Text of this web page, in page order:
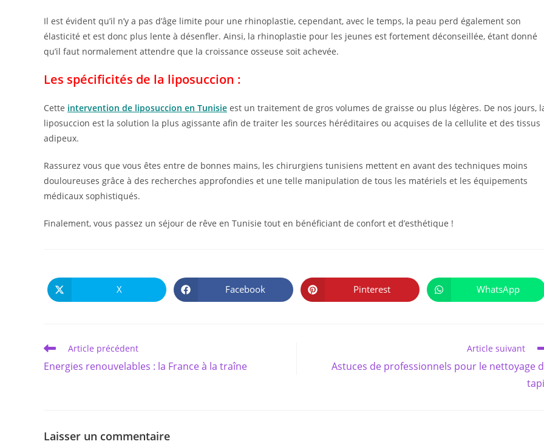
Il est évident qu’il n’y a pas d’âge limite pour une rhinoplastie, cependant, avec le temps, la peau perd également son
élasticité et est donc plus lente à désenfler. Ainsi, la rhinoplastie pour les jeunes est fortement déconseillée, étant donné
qu’il faut normalement attendre que la croissance osseuse soit achevée.
Les spécificités de la liposuccion :
Cette intervention de liposuccion en Tunisie est un traitement de gros volumes de graisse ou plus légères. De nos jours,
liposuccion est la solution la plus agissante afin de traiter les sources héréditaires ou acquises de la cellulite et des tissus
adipeux.
Rassurez vous que vous êtes entre de bonnes mains, les chirurgiens tunisiens mettent en avant des techniques moins
douloureuses grâce à des recherches approfondies et une telle manipulation de tous les matériels et les équipements
médicaux sophistiqués.
Finalement, vous passez un séjour de rêve en Tunisie tout en bénéficiant de confort et d’esthétique !
CE
CONTENU
Ouvrir
dans
X Ouvrir
dans
Facebook Ouvrir
dans
Pinterest Ouvrir
dans
WhatsApp
Read
articles
Article précédent
Energies renouvelables : la France à la traîne
Article suivant
Astuces de professionnels pour le nettoyage
Laisser un commentaire